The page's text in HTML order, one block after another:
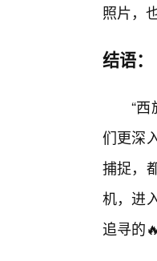
照片，
结语：
“
们更深
捕捉，
机，进
追寻的